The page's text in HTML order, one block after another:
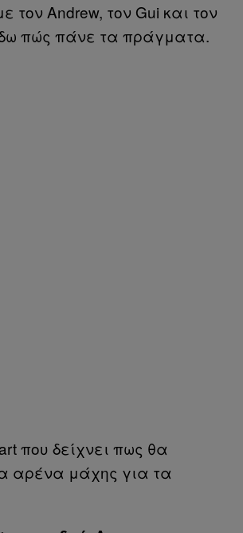
Andrew, τον Gui και τον
πώς πάνε τα πράγματα.
που δείχνει πως θα
αρένα μάχης για τα